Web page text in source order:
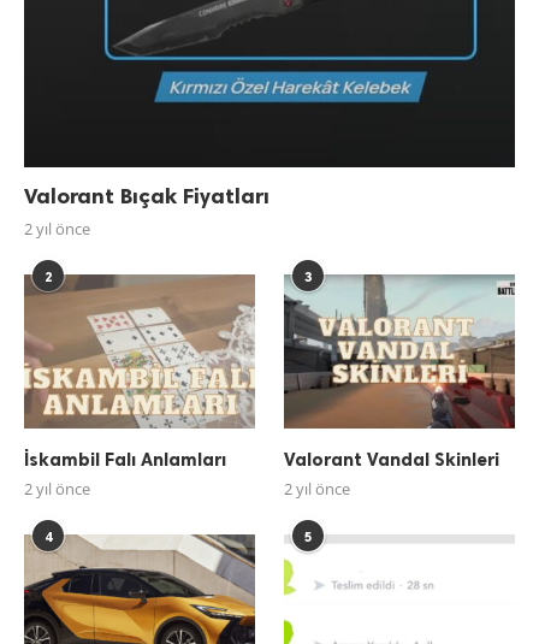
Valorant Bıçak Fiyatları
2 yıl önce
2
İskambil Falı Anlamları
2 yıl önce
3
Valorant Vandal Skinleri
2 yıl önce
4 5